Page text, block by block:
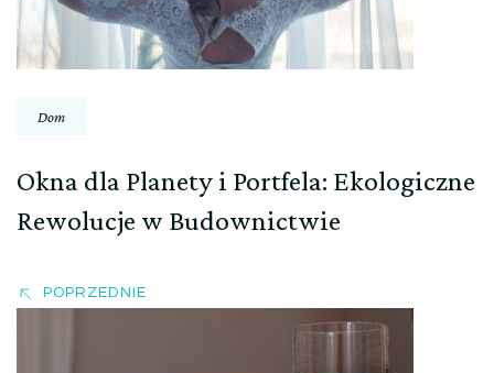
Dom
Okna dla Planety i Portfela: Ekologiczne
Rewolucje w Budownictwie
POPRZEDNIE